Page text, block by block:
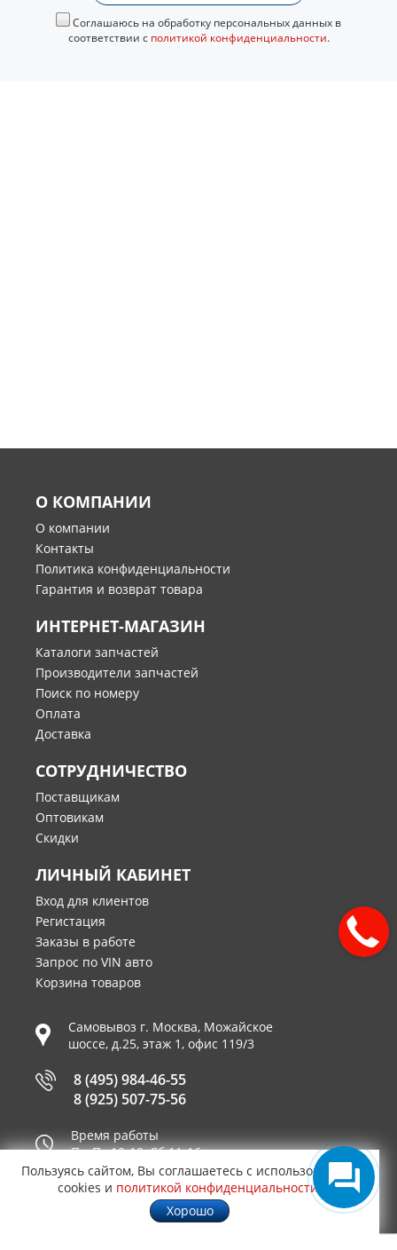
Соглашаюсь на обработку персональных данных в
соответствии с политикой конфиденциальности.
О КОМПАНИИ
О компании
Контакты
Политика конфиденциальности
Гарантия и возврат товара
ИНТЕРНЕТ-МАГАЗИН
Каталоги запчастей
Производители запчастей
Поиск по номеру
Оплата
Доставка
СОТРУДНИЧЕСТВО
Поставщикам
Оптовикам
Скидки
ЛИЧНЫЙ КАБИНЕТ
Вход для клиентов
Регистация
Заказы в работе
Запрос по VIN авто
Корзина товаров
Самовывоз г. Москва, Можайское
шоссе, д.25, этаж 1, офис 119/3
8 (495) 984-46-55
8 (925) 507-75-56
Время работы
Пн-Пт 10-19, Сб 11-16
Принимаем к оплате
Пользуясь сайтом, Вы соглашаетесь с использованием
cookies и политикой конфиденциальности
Хорошо